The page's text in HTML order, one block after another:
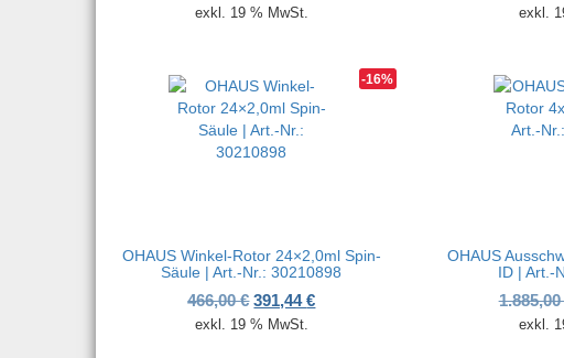
exkl. 19 % MwSt. exkl.
-16%
OHAUS Winkel-Rotor 24×2,0ml Spin-
Säule | Art.-Nr.: 30210898
466,00€ Ursprünglicher Preis war: 466,00 €
391,44€Aktueller Preis ist: 391,44 €.
exkl. 19 % MwSt.
OHAUS
ID | Art.-
1.885,00
exkl.